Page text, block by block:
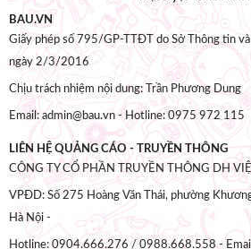
BAU.VN
Giấy phép số 795/GP-TTĐT do Sở Thông tin
ngày 2/3/2016
Chịu trách nhiệm nội dung: Trần Phương Dung
Email: admin@bau.vn - Hotline: 0975 972 115
LIÊN HỆ QUẢNG CÁO - TRUYỀN THÔNG
CÔNG TY CỔ PHẦN TRUYỀN THÔNG DH
VPĐD: Số 275 Hoàng Văn Thái, phường
Hà Nội -
Hotline: 0904.666.276 / 0988.668.558 -